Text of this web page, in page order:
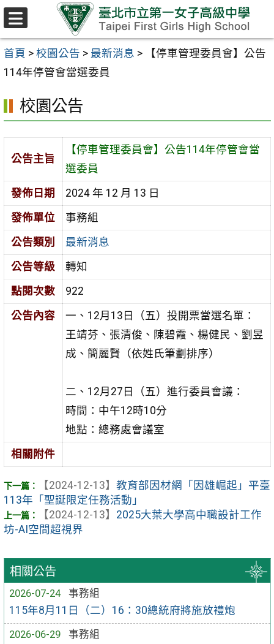
跳至主要內容區
首頁 > 校園公告 > 最新消息 >
【停車管理委員會】公告
114年停管會當選委員
相關公告
2026-07-24
事務組
115年8月11日（二）16：30總統府將施放禮炮
2026-06-29
事務組
校園公告
公告主旨
【停車管理委員會】公告114年停管會當
選委員
發佈日期
2024 年 12 月 13 日
發佈單位
事務組
公告類別
最新消息
公告等級
轉知
點閱次數
922
公告內容
一、12月13日（五）投開票當選名單：
王靖芬、張清俊、陳碧霞、楊健民、劉昱
成、簡麗賢（依姓氏筆劃排序）
二、12月27日（五）進行委員會議：
時間：中午12時10分
地點：總務處會議室
相關附件
【2024-12-13】 教育部因材網「因雄崛起」平臺
113年「聖誕限定任務活動」
【2024-12-13】 2025大葉大學高中職設計工作
坊-AI空間超視界
選
單